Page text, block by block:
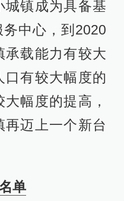
城镇成为具备基
中心，到2020
承载能力有较大
有较大幅度的
幅度的提高，
再迈上一个新台
单